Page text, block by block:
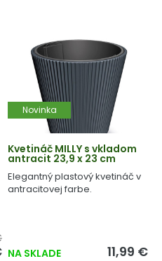
Novinka
Kvetináč MILLY s vkladom
antracit 23,9 x 23 cm
Elegantný plastový kvetináč v
antracitovej farbe.
NA SKLADE 11,99 €